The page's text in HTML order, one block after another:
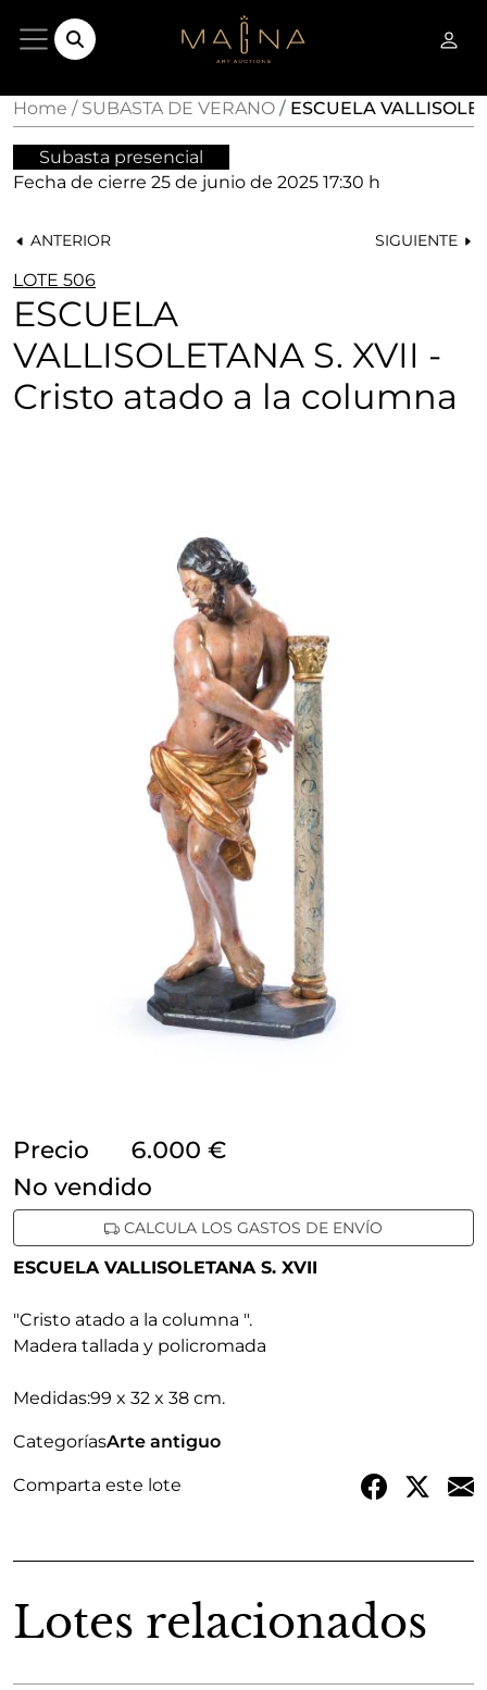
Home SUBASTA DE VERANO ESCUELA
Subasta presencial
Fecha de cierre 25 de junio de 2025 17:30 h
ANTERIOR SIGUIENTE
LOTE 506
ESCUELA
VALLISOLETANA S. XVII -
Cristo atado a la columna
Precio
6.000 €
no vendido
CALCULA LOS GASTOS DE ENVÍO
ESCUELA VALLISOLETANA S. XVII
"Cristo atado a la columna ".
Madera tallada y policromada
Medidas:99 x 32 x 38 cm.
CategoríasArte antiguo
Comparta este lote
Lotes relacionados